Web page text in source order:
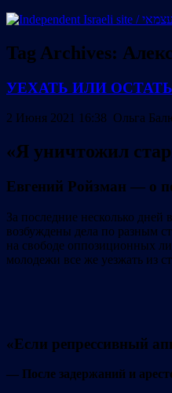
Tag Archives:
УЕХАТЬ ИЛИ
2 Июня 2021 16:38 Ольга
«Я уничтожил
Евгений Ройзман — о
За последние несколько
возбуждены дела по разным
на свободе оппозиционных
молодежи все же уезжать из
«Если репрессивный
— После задержаний и